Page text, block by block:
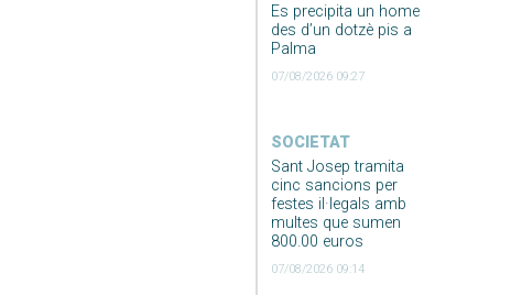
Es precipita un home
des d’un dotzè pis a
Palma
07/08/2026 09:27
SOCIETAT
Sant Josep tramita
cinc sancions per
festes il·legals amb
multes que sumen
800.00 euros
07/08/2026 09:14